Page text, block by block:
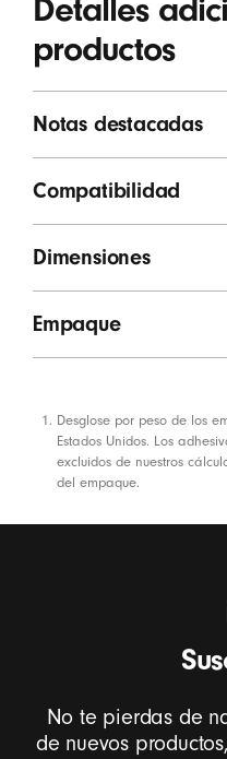
Detalles
productos
Notas destacadas
Compatibilidad
Dimensiones
Empaque
Notas a
Desglose por peso de los
Estados Unidos. Los
excluidos de nuestros
del empaque.
No te pierdas de
de nuevos